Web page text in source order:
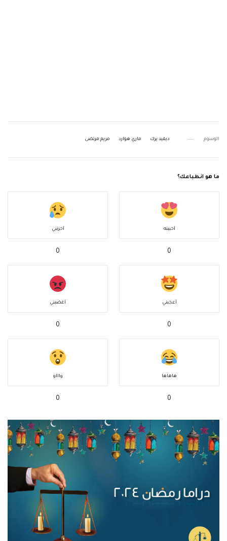
الوسوم ديفيد يرك ماري هوارد مريم مرتضى
ما هو انطباعك؟
أحببته
0
أحزنني
0
أعجبني
0
أغضبني
0
هاهاها
0
واااو
0